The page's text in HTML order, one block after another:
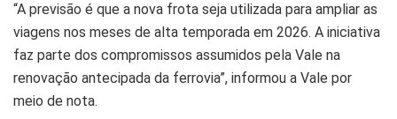
“A previsão é que a nova frota seja utilizada para ampliar as
viagens nos meses de alta temporada em 2026. A iniciativa
faz parte dos compromissos assumidos pela Vale na
renovação antecipada da ferrovia”, informou a Vale por
meio de nota.